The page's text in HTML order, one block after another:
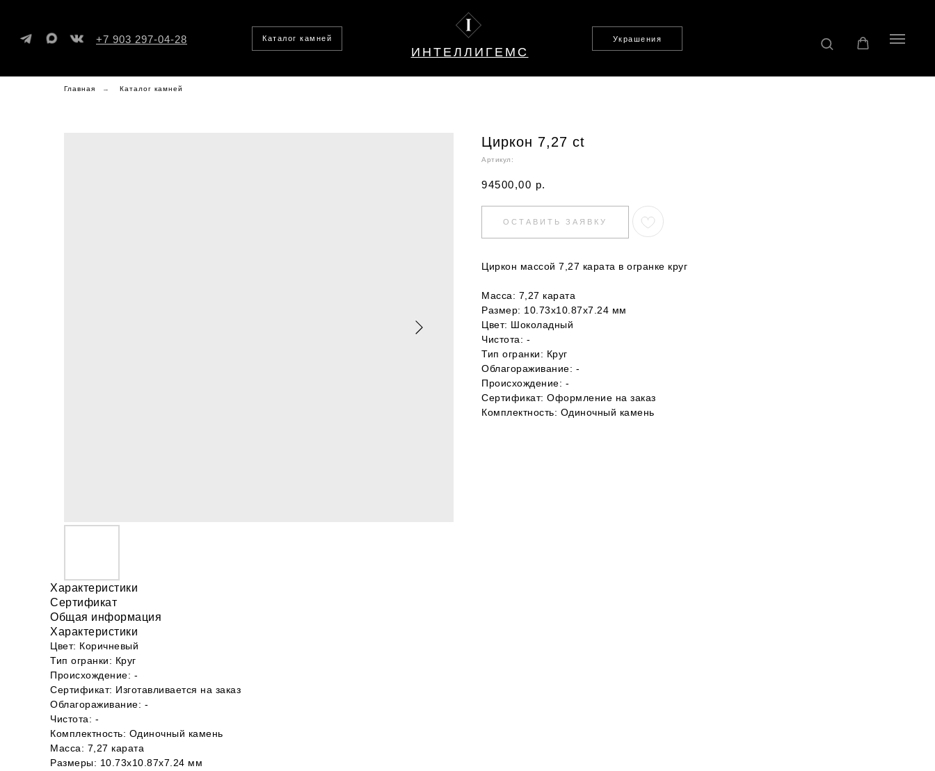
ИНТЕЛЛИГЕМС
Украшения
Каталог камней
+7 903 297-04-28
Главная → Каталог камней
Циркон 7,27 ct
Артикул:
94500,00 р.
ОСТАВИТЬ ЗАЯВКУ
Циркон массой 7,27 карата в огранке круг
Масса: 7,27 карата
Размер: 10.73х10.87х7.24 мм
Цвет: Шоколадный
Чистота: -
Тип огранки: Круг
Облагораживание: -
Происхождение: -
Сертификат: Оформление на заказ
Комплектность: Одиночный камень
Характеристики
Сертификат
Общая информация
Характеристики
Цвет: Коричневый
Тип огранки: Круг
Происхождение: -
Сертификат: Изготавливается на заказ
Облагораживание: -
Чистота: -
Комплектность: Одиночный камень
Масса: 7,27 карата
Размеры: 10.73х10.87х7.24 мм